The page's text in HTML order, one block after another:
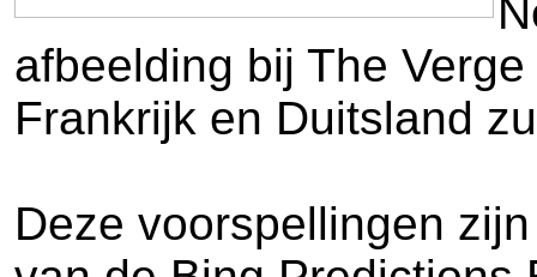
afbeelding bij The
Frankrijk en Duitsland
Deze voorspellingen